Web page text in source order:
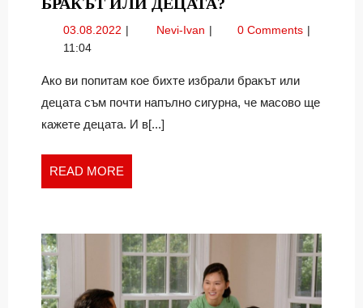
ИЛИ
03.08.2022 03.08.2022Nevi-Ivan Бракът0 Comments
11:04
Ако ви попитам кое бихте избрали бракът или
децата съм почти напълно сигурна, че масово ще
кажете децата. И в[...]
READ MORE
MORE